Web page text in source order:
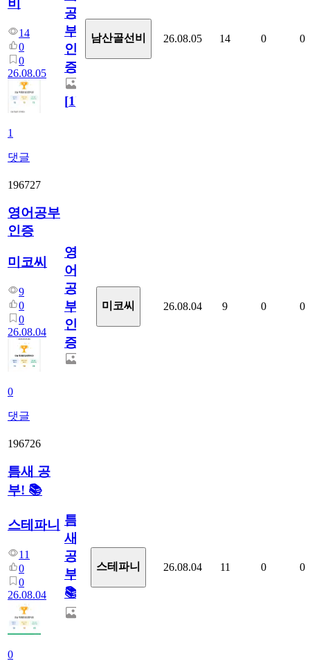
비
14
0
0
26.08.05
1
댓글
공
부
인
증
[1]
남산골선비 26.08.05 14 0 0
196727
영어공부
인증
미코씨
9
0
0
26.08.04
0
댓글
영
어
공
부
인
증
미코씨 26.08.04 9 0 0
196726
틈새 공
부! 📚
스테파니
11
0
0
26.08.04
0
틈
새
공
부!
📚
스테파니 26.08.04 11 0 0